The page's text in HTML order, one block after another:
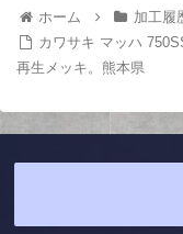
ホーム 加工履
カワサキ マッハ
再生メッキ。熊本県